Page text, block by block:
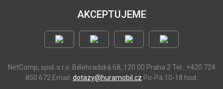
AKCEPTUJEME
NetComp, spol. s r.o. Bělehradská 68, 120 00 Praha 2 Tel.: +420 724
850 672 Email: dotazy@huramobil.cz Po-Pá 10-18 hod.